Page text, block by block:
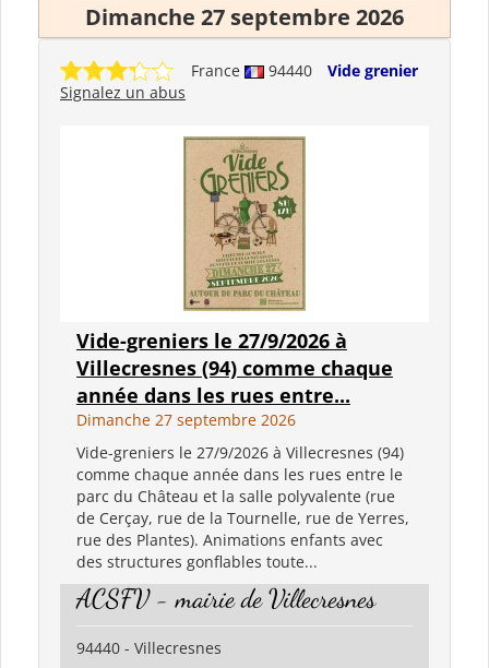
Dimanche 27 septembre 2026
France 94440
Vide grenier
Signalez un abus
Vide-greniers le 27/9/2026 à
Villecresnes (94) comme chaque
année dans les rues entre...
Dimanche 27 septembre 2026
Vide-greniers le 27/9/2026 à Villecresnes (94)
comme chaque année dans les rues entre le
parc du Château et la salle polyvalente (rue
de Cerçay, rue de la Tournelle, rue de Yerres,
rue des Plantes). Animations enfants avec
des structures gonflables toute...
ACSFV - mairie de Villecresnes
94440 - Villecresnes